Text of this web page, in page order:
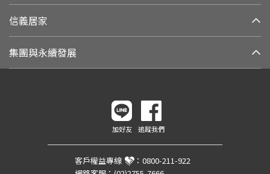
信義居家
集團與永續發展
加好友 追蹤我們
客戶權益專線 ： 0800-211-922